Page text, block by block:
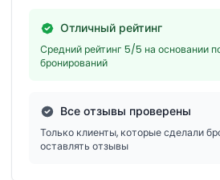
Отличный рейтинг
Средний рейтинг 5/5 на основании
бронирований
Все отзывы проверены
Только клиенты, которые сделали
оставлять отзывы